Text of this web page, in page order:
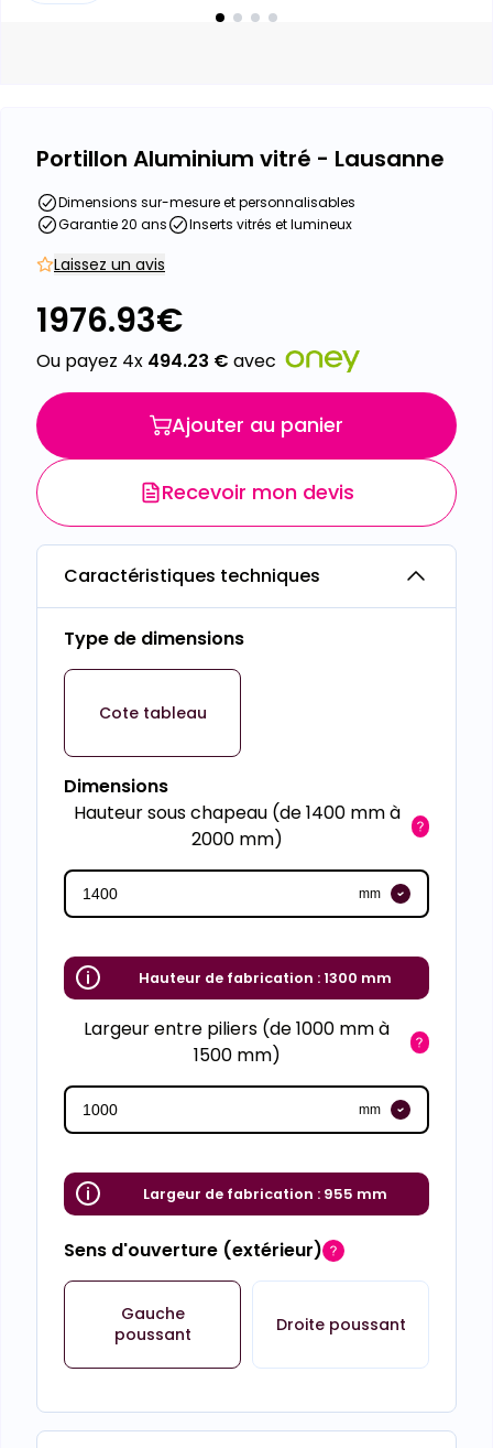
Portillon Aluminium vitré - Lausanne
Dimensions sur-mesure et personnalisables
Garantie 20 ans
Inserts vitrés et lumineux
Laissez un avis
1976.93€
Ou payez 4x 494.23 € avec
Ajouter au panier
Recevoir mon devis
Caractéristiques techniques
Type de dimensions
Cote tableau
Dimensions
Hauteur sous chapeau (de 1400 mm à
2000 mm)
mm
Hauteur de fabrication : 1300 mm
Largeur entre piliers (de 1000 mm à
1500 mm)
mm
Largeur de fabrication : 955 mm
Sens d'ouverture (extérieur)
Gauche
poussant
Droite poussant